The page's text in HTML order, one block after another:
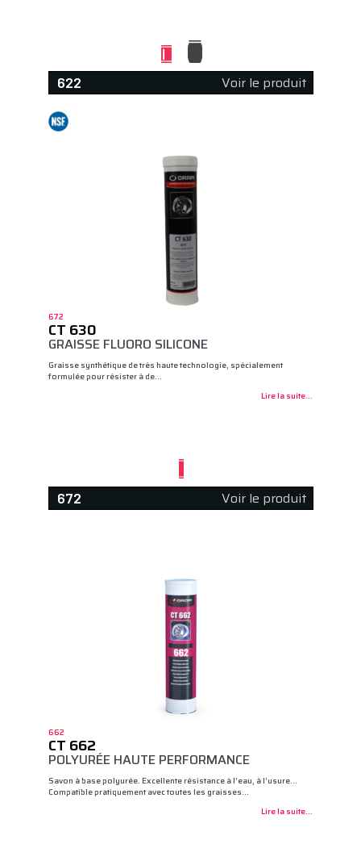
622 Voir le produit
672
CT 630
GRAISSE FLUORO SILICONE
Graisse synthétique de très haute technologie, spécialement
formulée pour résister à de…
Lire la suite...
672 Voir le produit
662
CT 662
POLYURÉE HAUTE PERFORMANCE
Savon à base polyurée. Excellente résistance à l’eau, à l’usure…
Compatible pratiquement avec toutes les graisses…
Lire la suite...